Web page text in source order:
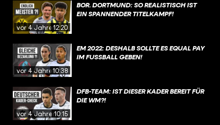
vor 4 Jahren12:20
BOR. DORTMUND: SO REALISTISCH IST
EIN SPANNENDER TITELKAMPF!
vor 4 Jahren10:38
EM 2022: DESHALB SOLLTE ES EQUAL PAY
IM FUSSBALL GEBEN!
vor 4 Jahren10:15
DFB-TEAM: IST DIESER KADER BEREIT FÜR
DIE WM?!